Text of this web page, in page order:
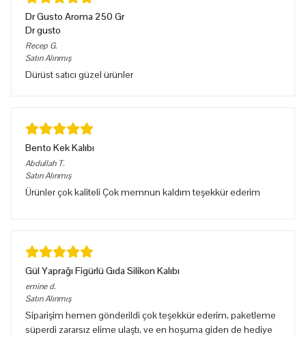
Dr Gusto Aroma 250 Gr
Dr gusto
Recep G.
Satın Alınmış
Dürüst satıcı güzel ürünler
Bento Kek Kalıbı
Abdullah T.
Satın Alınmış
Ürünler çok kaliteli Çok memnun kaldım teşekkür ederim
Gül Yaprağı Figürlü Gıda Silikon Kalıbı
emine d.
Satın Alınmış
Siparişim hemen gönderildi çok teşekkür ederim, paketleme
süperdi zararsız elime ulaştı, ve en hoşuma giden de hediye